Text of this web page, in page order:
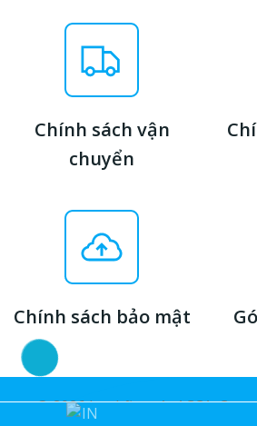
Chính sách vận
chuyển
Chính sách bảo mật
© 2026 In nhãn mác ACCA.